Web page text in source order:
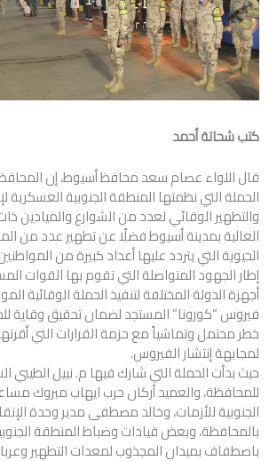
كتب شحاتة أحمد
قال اللواء عصام سعد محافظ أسيوط، إن
الحملة التي نظمتها المنطقة الجنوبية العسكرية
والتطهير الوقائي لعدد من الشوارع والميادين
العالية بمدينة أسيوط فضلًا عن تطهير عدد من
الحيوية التي يتردد عليها أعداد كبيرة من
إطار الجهود المتواصلة التي تقوم بها القوات
أجهزة الدولة المختلفة لتنفيذ الحملة الوقائية
فيروس “كورونا” المستجد لضمان تحقيق وقاية
خطر محتمل وتماشياً مع حزمة القرارات التي
لمجابهة إنتشار الفيروس.
حيث بدأت الحملة التي شارك فيها م. نبيل الطيبي
للمحافظة، والعميد أركان حرب ايهاب مبروك
الجنوبية للأزمات، وخالد مصطفى مدير وحدة
بالمحافظة، وبعض قيادات وضباط المنطقة
باصطفاف بميدان المجذوب لمعدات التطهير